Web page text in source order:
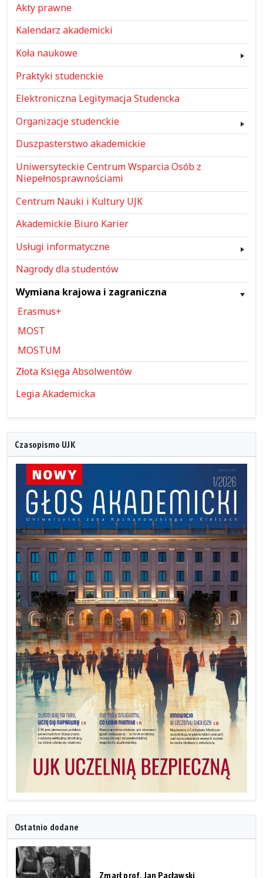
Akty prawne
Kalendarz akademicki
Koła naukowe
Praktyki studenckie
Elektroniczna Legitymacja Studencka
Organizacje studenckie
Duszpasterstwo akademickie
Uniwersyteckie Centrum Wsparcia Osób z
Niepełnosprawnościami
Centrum Nauki i Kultury UJK
Akademickie Biuro Karier
Usługi informatyczne
Nagrody dla studentów
Wymiana krajowa i zagraniczna
Erasmus+
MOST
MOSTUM
Złota Księga Absolwentów
Legia Akademicka
Czasopismo UJK
Ostatnio dodane
Zmarł prof. Jan Pacławski